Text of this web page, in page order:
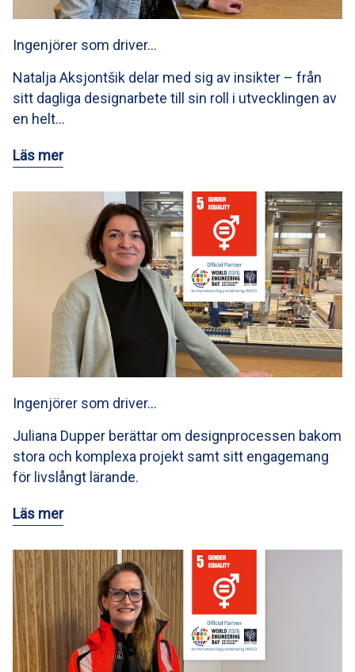
Ingenjörer som driver…
Natalja Aksjontšik delar med sig av insikter – från
sitt dagliga designarbete till sin roll i utvecklingen av
en helt…
Läs mer
Ingenjörer som driver…
Juliana Dupper berättar om designprocessen bakom
stora och komplexa projekt samt sitt engagemang
för livslångt lärande.
Läs mer